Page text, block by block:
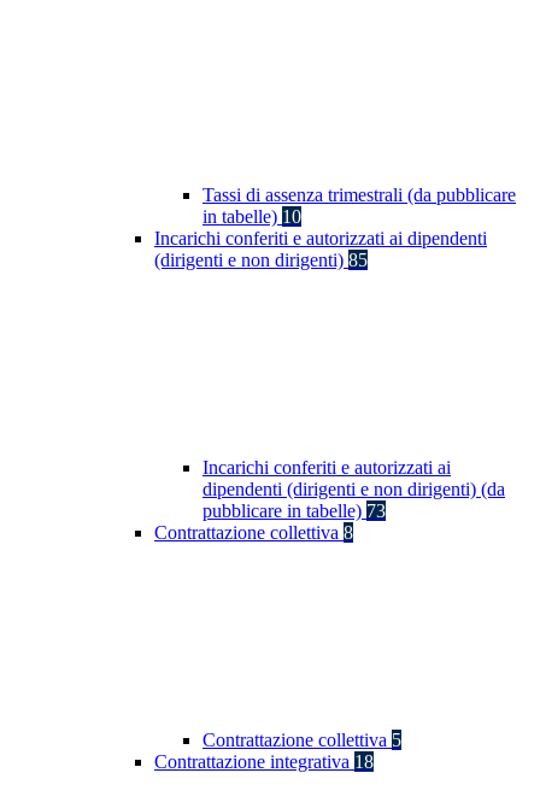
Tassi di assenza trimestrali (da pubblicare
in tabelle) 10
Incarichi conferiti e autorizzati ai dipendenti
(dirigenti e non dirigenti) 85
Incarichi conferiti e autorizzati ai
dipendenti (dirigenti e non dirigenti) (da
pubblicare in tabelle) 73
Contrattazione collettiva 8
Contrattazione collettiva 5
Contrattazione integrativa 18